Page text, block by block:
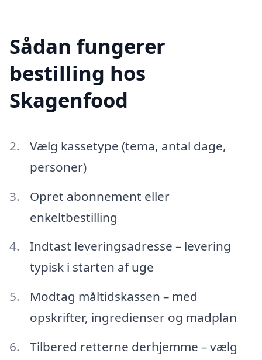
Sådan fungerer
bestilling hos
Skagenfood
Vælg kassetype (tema, antal dage,
personer)
Opret abonnement eller
enkeltbestilling
Indtast leveringsadresse – levering
typisk i starten af uge
Modtag måltidskassen – med
opskrifter, ingredienser og madplan
Tilbered retterne derhjemme – vælg